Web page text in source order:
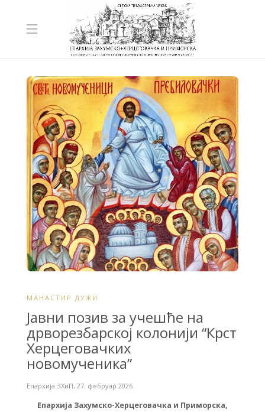
МАНАСТИР ДУЖИ
Јавни позив за учешће на
дрворезбарској колонији “Крст
Херцеговачких
новомученика”
Епархија ЗХиП, 27. фебруар 2026.
Епархија Захумско-Херцеговачка и Приморска,